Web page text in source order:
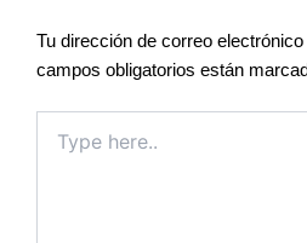
Tu dirección de correo
campos obligatorios están
here..